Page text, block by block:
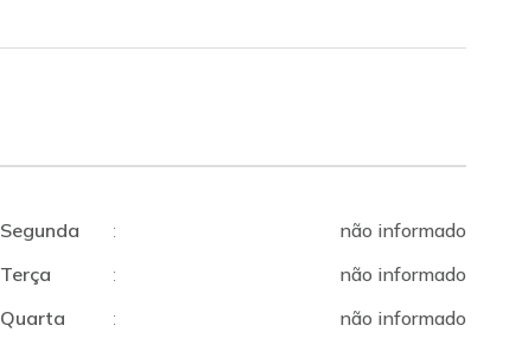
Segunda :
não informado
Terça
:
não informado
Quarta
:
não informado